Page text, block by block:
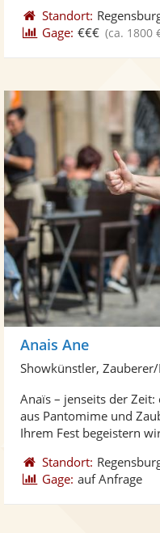
Standort:
Gage: €€€ (ca. 1800
Anais Ane
Showkünstler,
Anaïs – jenseits der
aus Pantomime und
Ihrem Fest begeistern
Standort:
Gage: auf Anfrage